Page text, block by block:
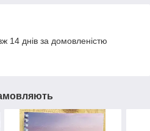
14 днів за домовленістю